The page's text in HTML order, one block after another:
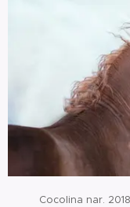
Cocolina nar. 2018